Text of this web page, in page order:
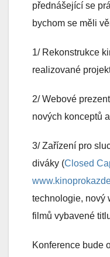
přednášející se
bychom se měli
1/ Rekonstrukce
realizované
2/ Webové
nových konceptů
3/ Zařízení pro
diváky (Closed
technologie, nový
filmů vybavené
Konference bude